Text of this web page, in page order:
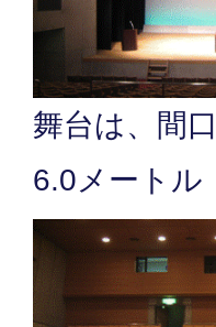
舞台は、間
6.0メートル